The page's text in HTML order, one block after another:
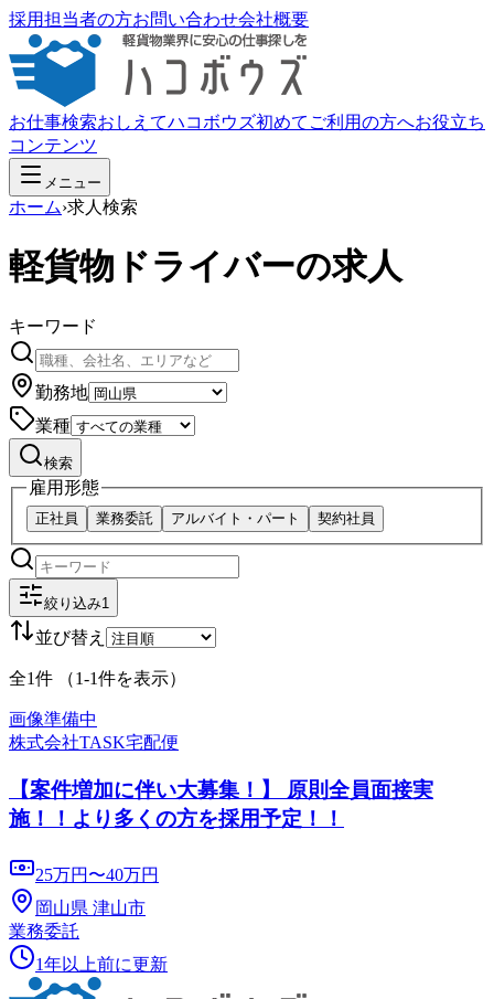
採用担当者の方お問い合わせ会社概要
お仕事検索おしえてハコボウズ初めてご利用の方へお役立ち
コンテンツ
メニュー
ホーム›求人検索
軽貨物ドライバーの求人
キーワード
勤務地
業種
検索
雇用形態
正社員 業務委託 アルバイト・パート 契約社員
絞り込み1
並び替え
全1件 （1-1件を表示）
画像準備中
株式会社TASK宅配便
【案件増加に伴い大募集！】 原則全員面接実
施！！より多くの方を採用予定！！
25万円〜40万円
岡山県 津山市
業務委託
1年以上前に更新